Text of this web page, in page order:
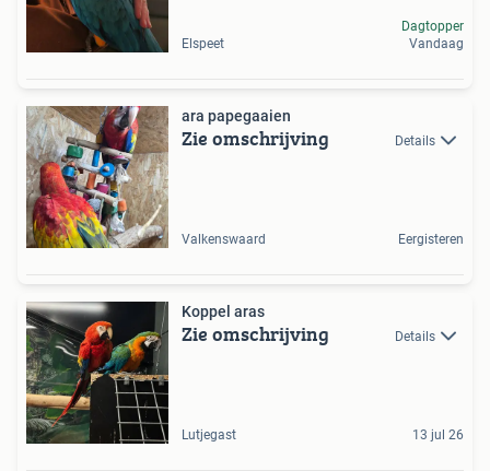
Elspeet
Dagtopper
Vandaag
ara papegaaien
Zie omschrijving Details
Valkenswaard Eergisteren
Koppel aras
Zie omschrijving Details
Lutjegast 13 jul 26